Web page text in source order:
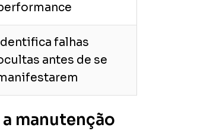
falhas
antes de se
manutenção